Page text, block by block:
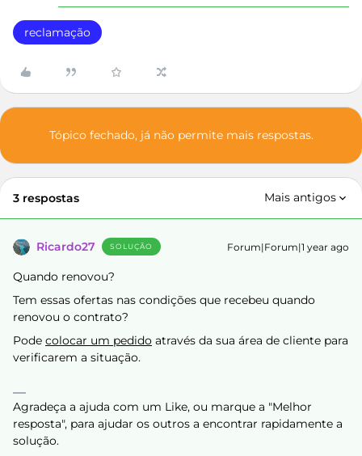
reclamação
Tópico fechado, já não permite mais respostas.
3 respostas Mais antigos
Ricardo27 SOLUÇÃO Forum|Forum|1 year ago
Quando renovou?
Tem essas ofertas nas condições que recebeu quando
renovou o contrato?
Pode colocar um pedido através da sua área de cliente para
verificarem a situação.
Agradeça a ajuda com um Like, ou marque a "Melhor
resposta", para ajudar os outros a encontrar rapidamente a
solução.